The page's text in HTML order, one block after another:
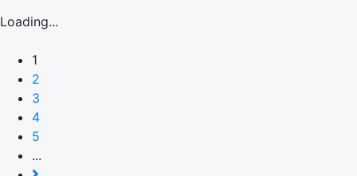
Loading...
1
2
3
4
5
...